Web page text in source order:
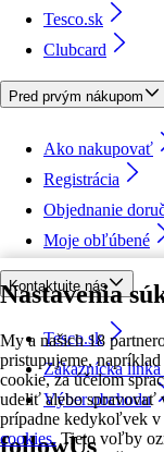
Nastavenia
My a našich 18
pristupujeme,
cookie, za účelom
udeliť alebo spravovať
prípadne kedykoľvek v
cookies. Tieto voľby
Tesco.sk
Clubcard
Pred prvým nákupom
Ako nakupovať
Registrácia
Objednanie
Moje obľúbené
Kontaktujte nás
Tesco.sk
Zákaznícka
Výber obchodu
followUs